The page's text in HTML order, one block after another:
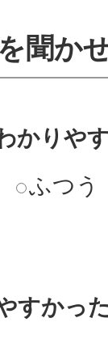
聞か
かりや
ふつう
すかっ